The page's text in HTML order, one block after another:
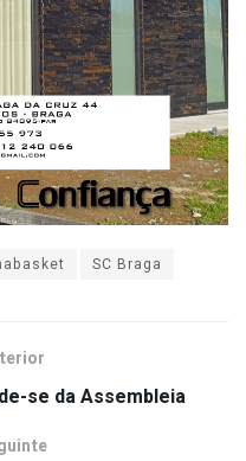
SC Braga
se da Assembleia